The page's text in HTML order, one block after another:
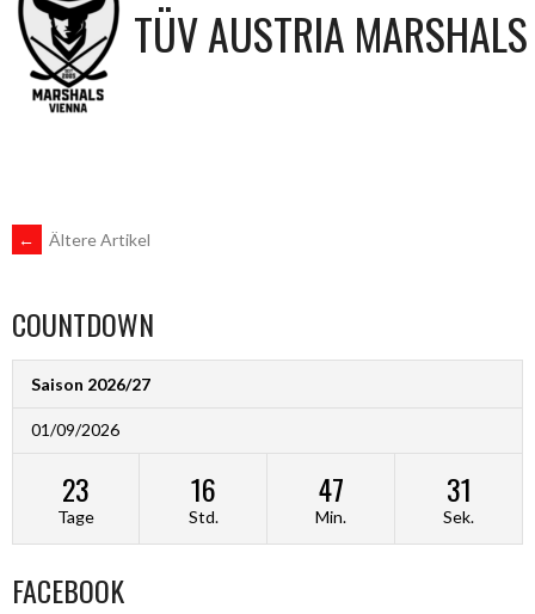
TÜV AUSTRIA MARSHALS
BEITRAGSNAVIGATION
← Ältere Artikel
COUNTDOWN
Saison 2026/27
01/09/2026
23
Tage
16
Std.
47
Min.
31
Sek.
FACEBOOK